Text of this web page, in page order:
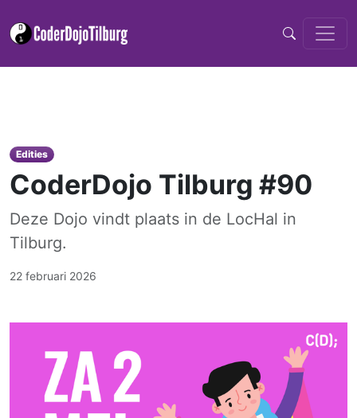
Edities
CoderDojo Tilburg #90
Deze Dojo vindt plaats in de LocHal in
Tilburg.
22 februari 2026